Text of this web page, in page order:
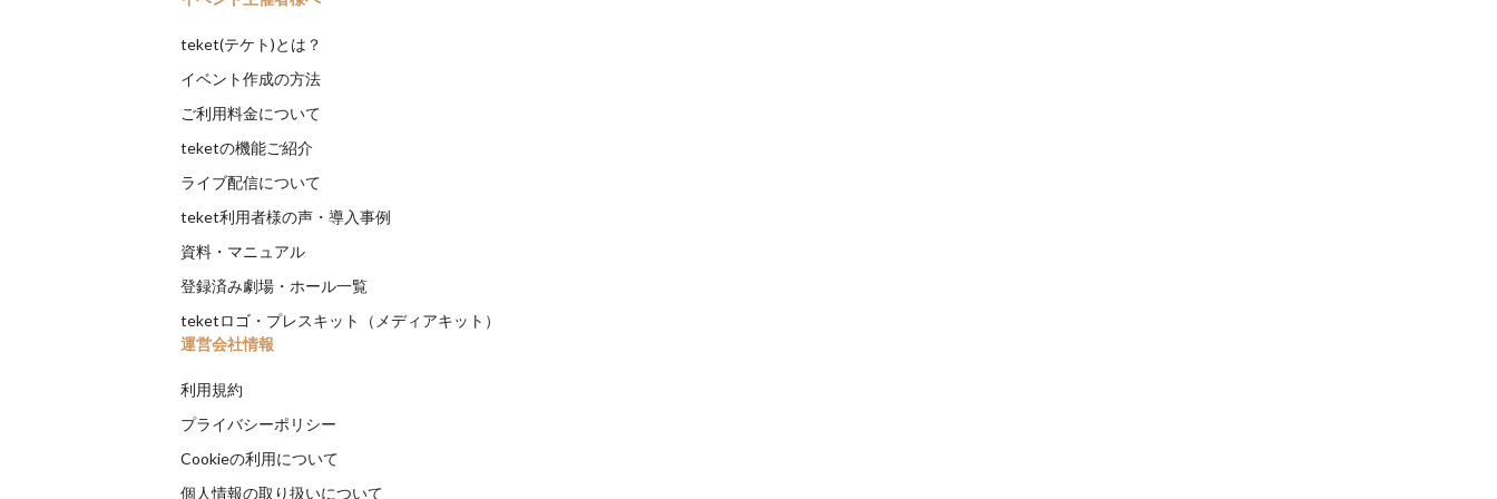
teket(テケト)とは？
イベント作成の方法
ご利用料金について
teketの機能ご紹介
ライブ配信について
teket利用者様の声・導入事例
資料・マニュアル
登録済み劇場・ホール一覧
teketロゴ・プレスキット（メディアキット）
運営会社情報
利用規約
プライバシーポリシー
Cookieの利用について
個人情報の取り扱いについて